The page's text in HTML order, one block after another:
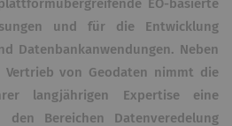
EO-basierte
und für die Entwicklung
Datenbankanwendungen. Neben
Vertrieb von Geodaten nimmt die
langjährigen Expertise eine
den Bereichen Datenveredelung